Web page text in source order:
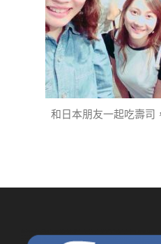
和日本朋友一起吃壽司